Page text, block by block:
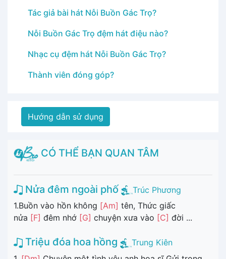
Tác giả bài hát Nỗi Buồn Gác Trọ?
Nỗi Buồn Gác Trọ đệm hát điệu nào?
Nhạc cụ đệm hát Nỗi Buồn Gác Trọ?
Thành viên đóng góp?
Hướng dẫn sử dụng
CÓ THỂ BẠN QUAN TÂM
Nửa đêm ngoài phố
Trúc Phương
1.Buồn vào hồn không [Am] tên, Thức giấc
nửa [F] đêm nhớ [G] chuyện xưa vào [C] đời ...
Triệu đóa hoa hồng
Trung Kiên